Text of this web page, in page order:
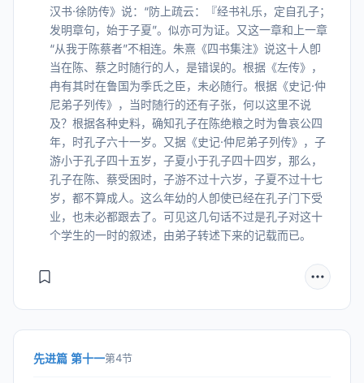
汉书·徐防传》说：“防上疏云：『经书礼乐，定自孔子；
发明章句，始于子夏”。似亦可为证。又这一章和上一章
“从我于陈蔡者”不相连。朱熹《四书集注》说这十人卽
当在陈、蔡之时随行的人，是错误的。根据《左传》，
冉有其时在鲁国为季氏之臣，未必随行。根据《史记·仲
尼弟子列传》，当时随行的还有子张，何以这里不说
及？根据各种史料，确知孔子在陈绝粮之时为鲁哀公四
年，时孔子六十一岁。又据《史记·仲尼弟子列传》，子
游小于孔子四十五岁，子夏小于孔子四十四岁，那么，
孔子在陈、蔡受困时，子游不过十六岁，子夏不过十七
岁，都不算成人。这么年幼的人卽使已经在孔子门下受
业，也未必都跟去了。可见这几句话不过是孔子对这十
个学生的一时的叙述，由弟子转述下来的记载而已。
先进篇 第十一第4节